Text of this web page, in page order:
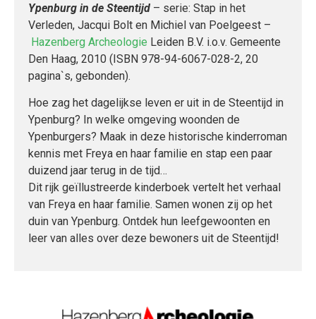
Ypenburg in de Steentijd – serie: Stap in het
Verleden, Jacqui Bolt en Michiel van Poelgeest –
Hazenberg Archeologie Leiden B.V. i.o.v. Gemeente
Den Haag, 2010 (ISBN 978-94-6067-028-2, 20
pagina`s, gebonden).
Hoe zag het dagelijkse leven er uit in de Steentijd in
Ypenburg? In welke omgeving woonden de
Ypenburgers? Maak in deze historische kinderroman
kennis met Freya en haar familie en stap een paar
duizend jaar terug in de tijd…
Dit rijk geïllustreerde kinderboek vertelt het verhaal
van Freya en haar familie. Samen wonen zij op het
duin van Ypenburg. Ontdek hun leefgewoonten en
leer van alles over deze bewoners uit de Steentijd!